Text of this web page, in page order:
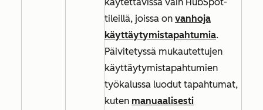
tileillä, joissa on vanhoja
käyttäytymistapahtumia.
Päivitetyssä mukautettujen
käyttäytymistapahtumien
työkalussa luodut tapahtumat,
kuten manuaalisesti